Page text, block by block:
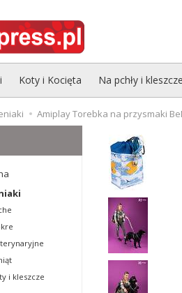
Koty i Kocięta Na pchły i kleszcze
Amiplay Torebka na przysmaki
i kleszcze